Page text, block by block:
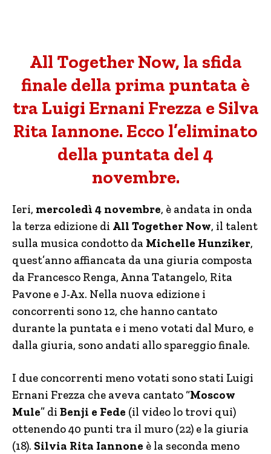
All Together Now, la sfida
finale della prima puntata è
tra Luigi Ernani Frezza e Silva
Rita Iannone. Ecco l’eliminato
della puntata del 4
novembre.
Ieri, mercoledì 4 novembre, è andata in onda
la terza edizione di All Together Now, il talent
sulla musica condotto da Michelle Hunziker,
quest’anno affiancata da una giuria composta
da Francesco Renga, Anna Tatangelo, Rita
Pavone e J-Ax. Nella nuova edizione i
concorrenti sono 12, che hanno cantato
durante la puntata e i meno votati dal Muro, e
dalla giuria, sono andati allo spareggio finale.
I due concorrenti meno votati sono stati Luigi
Ernani Frezza che aveva cantato “Moscow
Mule” di Benji e Fede (il video lo trovi qui)
ottenendo 40 punti tra il muro (22) e la giuria
(18). Silvia Rita Iannone è la seconda meno